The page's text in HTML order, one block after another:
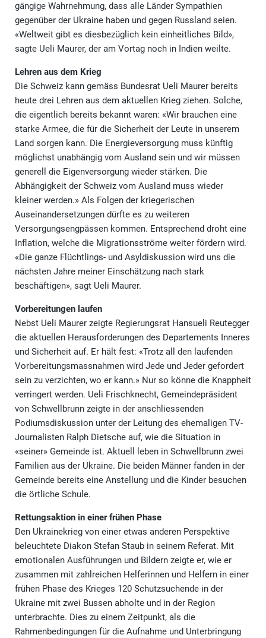
gängige Wahrnehmung, dass alle Länder Sympathien
gegenüber der Ukraine haben und gegen Russland seien.
«Weltweit gibt es diesbezüglich kein einheitliches Bild»,
sagte Ueli Maurer, der am Vortag noch in Indien weilte.
Lehren aus dem Krieg
Die Schweiz kann gemäss Bundesrat Ueli Maurer bereits
heute drei Lehren aus dem aktuellen Krieg ziehen. Solche,
die eigentlich bereits bekannt waren: «Wir brauchen eine
starke Armee, die für die Sicherheit der Leute in unserem
Land sorgen kann. Die Energieversorgung muss künftig
möglichst unabhängig vom Ausland sein und wir müssen
generell die Eigenversorgung wieder stärken. Die
Abhängigkeit der Schweiz vom Ausland muss wieder
kleiner werden.» Als Folgen der kriegerischen
Auseinandersetzungen dürfte es zu weiteren
Versorgungsengpässen kommen. Entsprechend droht eine
Inflation, welche die Migrationsströme weiter fördern wird.
«Die ganze Flüchtlings- und Asyldiskussion wird uns die
nächsten Jahre meiner Einschätzung nach stark
beschäftigen», sagt Ueli Maurer.
Vorbereitungen laufen
Nebst Ueli Maurer zeigte Regierungsrat Hansueli Reutegger
die aktuellen Herausforderungen des Departements Inneres
und Sicherheit auf. Er hält fest: «Trotz all den laufenden
Vorbereitungsmassnahmen wird Jede und Jeder gefordert
sein zu verzichten, wo er kann.» Nur so könne die Knappheit
verringert werden. Ueli Frischknecht, Gemeindepräsident
von Schwellbrunn zeigte in der anschliessenden
Podiumsdiskussion unter der Leitung des ehemaligen TV-
Journalisten Ralph Dietsche auf, wie die Situation in
«seiner» Gemeinde ist. Aktuell leben in Schwellbrunn zwei
Familien aus der Ukraine. Die beiden Männer fanden in der
Gemeinde bereits eine Anstellung und die Kinder besuchen
die örtliche Schule.
Rettungsaktion in einer frühen Phase
Den Ukrainekrieg von einer etwas anderen Perspektive
beleuchtete Diakon Stefan Staub in seinem Referat. Mit
emotionalen Ausführungen und Bildern zeigte er, wie er
zusammen mit zahlreichen Helferinnen und Helfern in einer
frühen Phase des Krieges 120 Schutzsuchende in der
Ukraine mit zwei Bussen abholte und in der Region
unterbrachte. Dies zu einem Zeitpunkt, als die
Rahmenbedingungen für die Aufnahme und Unterbringung